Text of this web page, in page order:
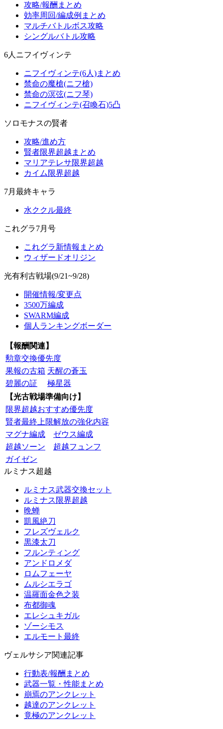
攻略/報酬まとめ
効率周回/編成例まとめ
マルチバトルボス攻略
シングルバトル攻略
6人ニフイヴィンテ
ニフイヴィンテ(6人)まとめ
禁命の魔槍(ニフ槍)
禁命の溟弦(ニフ琴)
ニフイヴィンテ(召喚石)5凸
ソロモナスの賢者
攻略/進め方
賢者限界超越まとめ
マリアテレサ限界超越
カイム限界超越
7月最終キャラ
水ククル最終
これグラ7月号
これグラ新情報まとめ
ウィザードオリジン
光有利古戦場(9/21~9/28)
開催情報/変更点
3500万編成
SWARM編成
個人ランキングボーダー
【報酬関連】
勲章交換優先度
果報の古箱 天醒の蒼玉
碧麗の証
極星器
【光古戦場準備向け】
限界超越おすすめ優先度
賢者最終上限解放の強化内容
マグナ編成
ゼウス編成
超越ソーン
超越フュンフ
ガイゼン
ルミナス超越
ルミナス武器交換セット
ルミナス限界超越
晩蝉
凱風絶刀
フレズヴェルク
黒漆太刀
フルンティング
アンドロメダ
ロムフェーヤ
ムルシエラゴ
温羅面金色之装
布都御魂
エレシュキガル
ゾーシモス
エルモート最終
ヴェルサシア関連記事
行動表/報酬まとめ
武器一覧・性能まとめ
崩焉のアンクレット
越達のアンクレット
竟極のアンクレット